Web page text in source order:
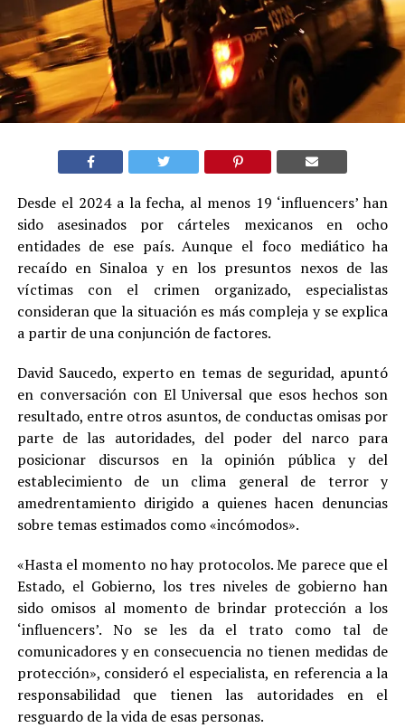
Desde el 2024 a la fecha, al menos 19 ‘influencers’ han
sido asesinados por cárteles mexicanos en ocho
entidades de ese país. Aunque el foco mediático ha
recaído en Sinaloa y en los presuntos nexos de las
víctimas con el crimen organizado, especialistas
consideran que la situación es más compleja y se explica
a partir de una conjunción de factores.
David Saucedo, experto en temas de seguridad, apuntó
en conversación con El Universal que esos hechos son
resultado, entre otros asuntos, de conductas omisas por
parte de las autoridades, del poder del narco para
posicionar discursos en la opinión pública y del
establecimiento de un clima general de terror y
amedrentamiento dirigido a quienes hacen denuncias
sobre temas estimados como «incómodos».
«Hasta el momento no hay protocolos. Me parece que el
Estado, el Gobierno, los tres niveles de gobierno han
sido omisos al momento de brindar protección a los
‘influencers’. No se les da el trato como tal de
comunicadores y en consecuencia no tienen medidas de
protección», consideró el especialista, en referencia a la
responsabilidad que tienen las autoridades en el
resguardo de la vida de esas personas.